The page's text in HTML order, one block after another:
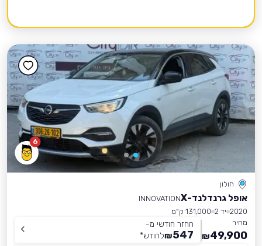
6
חולון
אופל גרנדלנד-X
INNOVATION
2020 יד 2
131,000 ק״מ
מחיר
49,900
₪
החזר חודשי מ-
547
₪לחודש*